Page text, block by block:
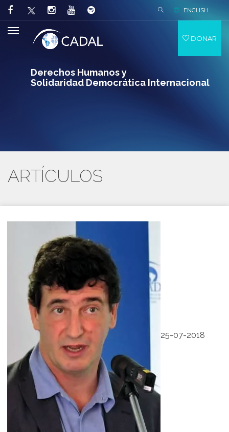
Derechos Humanos y
Solidaridad Democrática Internacional
ENGLISH
DONAR
ARTÍCULOS
25-07-2018